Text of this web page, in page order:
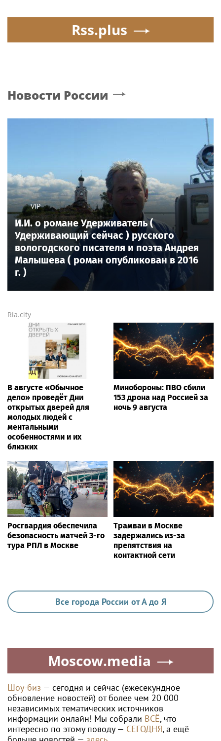
Rss.plus
Новости России
VIP
И.И. о романе Удерживатель (
Удерживающий сейчас ) русского
вологодского писателя и поэта Андрея
Малышева ( роман опубликован в 2016
г. )
Ria.city
В августе «Обычное
дело» проведёт Дни
открытых дверей для
молодых людей с
ментальными
особенностями и их
близких
Минобороны: ПВО сбили
153 дрона над Россией за
ночь 9 августа
Росгвардия обеспечила
безопасность матчей 3-го
тура РПЛ в Москве
Трамваи в Москве
задержались из-за
препятствия на
контактной сети
Все города России от А до Я
Moscow.media
Шоу-биз — сегодня и сейчас (ежесекундное
обновление новостей) от более чем 20 000
независимых тематических источников
информации онлайн! Мы собрали ВСЁ, что
интересно по этому поводу — СЕГОДНЯ, а ещё